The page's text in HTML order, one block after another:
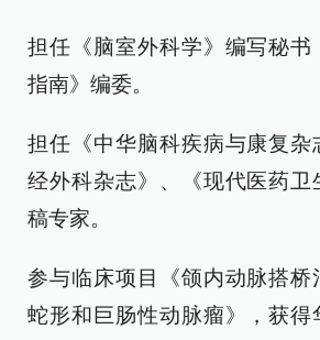
担任《脑室外科学》编写秘书
指南》编委。
担任《中华脑科疾病与康复杂
经外科杂志》、《现代医药卫
稿专家。
参与临床项目《颌内动脉搭桥
蛇形和巨肠性动脉瘤》，获得